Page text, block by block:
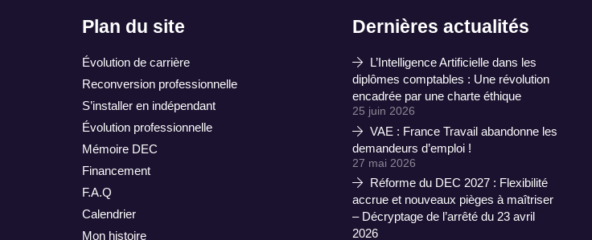
Plan du site
Évolution de carrière
Reconversion professionnelle
S’installer en indépendant
Évolution professionnelle
Mémoire DEC
Financement
F.A.Q
Calendrier
Mon histoire
Dernières actualités
L’Intelligence Artificielle dans les
diplômes comptables : Une révolution
encadrée par une charte éthique
25 juin 2026
VAE : France Travail abandonne les
demandeurs d’emploi !
27 mai 2026
Réforme du DEC 2027 : Flexibilité
accrue et nouveaux pièges à maîtriser
– Décryptage de l’arrêté du 23 avril
2026